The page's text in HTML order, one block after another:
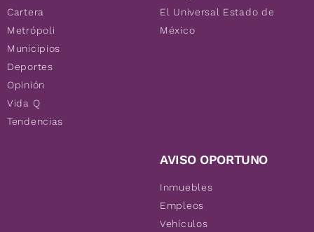
Cartera
Metrópoli
Municipios
Deportes
Opinión
Vida Q
Tendencias
El Universal Estado de
México
AVISO OPORTUNO
Inmuebles
Empleos
Vehículos